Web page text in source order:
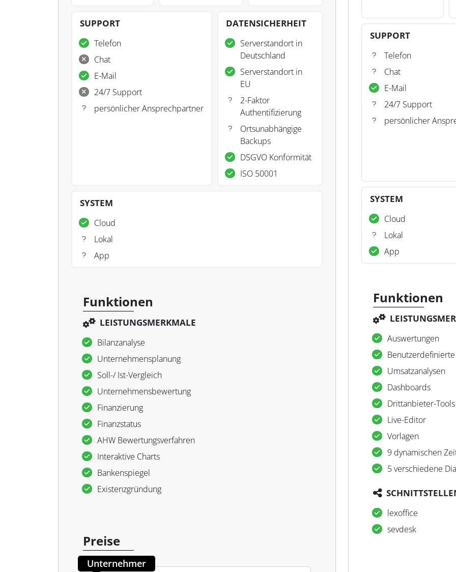
SUPPORT
Telefon
Chat
E-Mail
24/7 Support
persönlicher Ansprechpartner
DATENSICHERHEIT
Serverstandort in
Deutschland
Serverstandort in
EU
2-Faktor
Authentifizierung
Ortsunabhängige
Backups
DSGVO Konformität
ISO 50001
SYSTEM
Cloud
Lokal
App
Funktionen
LEISTUNGSMERKMALE
Bilanzanalyse
Unternehmensplanung
Soll-/ Ist-Vergleich
Unternehmensbewertung
Finanzierung
Finanzstatus
AHW Bewertungsverfahren
Interaktive Charts
Bankenspiegel
Existenzgründung
Preise
Unternehmer
SUPPORT
Telefon
Chat
E-Mail
24/7 Support
persönlicher
SYSTEM
Cloud
Lokal
App
Funktionen
Auswertungen
Umsatzanalysen
Dashboards
Drittanbieter-Tools
Live-Editor
Vorlagen
9 dynamischen
5 verschiedene
lexoffice
sevdesk